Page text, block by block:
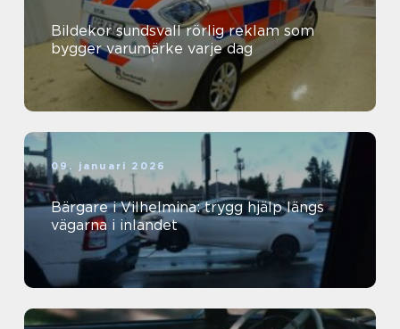
Bildekor sundsvall rörlig reklam som
bygger varumärke varje dag
09. januari 2026
Bärgare i Vilhelmina: trygg hjälp längs
vägarna i inlandet